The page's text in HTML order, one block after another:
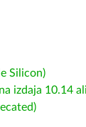
Silicon)
izdaja 10.14